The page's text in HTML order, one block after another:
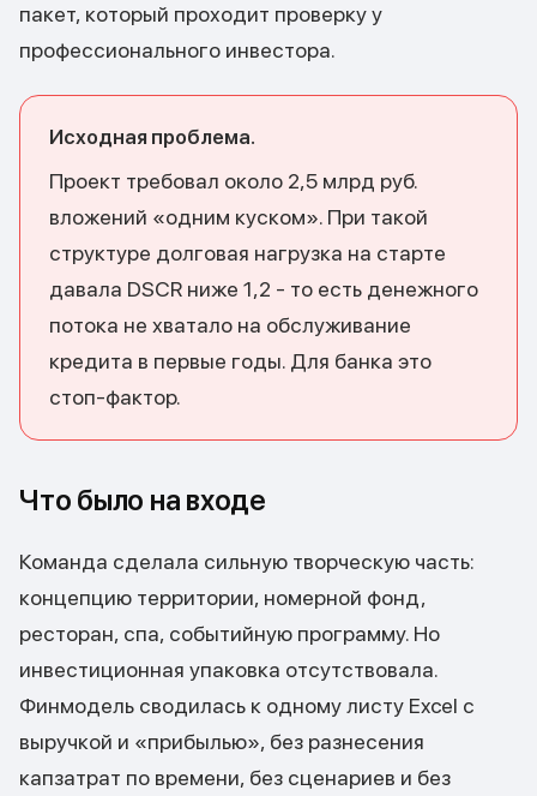
пакет, который проходит проверку у
профессионального инвестора.
Исходная проблема.
Проект требовал около 2,5 млрд руб.
вложений «одним куском». При такой
структуре долговая нагрузка на старте
давала DSCR ниже 1,2 - то есть денежного
потока не хватало на обслуживание
кредита в первые годы. Для банка это
стоп-фактор.
Что было на входе
Команда сделала сильную творческую часть:
концепцию территории, номерной фонд,
ресторан, спа, событийную программу. Но
инвестиционная упаковка отсутствовала.
Финмодель сводилась к одному листу Excel с
выручкой и «прибылью», без разнесения
капзатрат по времени, без сценариев и без